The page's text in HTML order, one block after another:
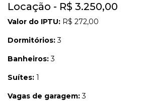
Locação - R$ 3.250,00
Valor do IPTU: R$ 272,00
Dormitórios:3
Banheiros:3
Suítes: 1
Vagas de garagem:3